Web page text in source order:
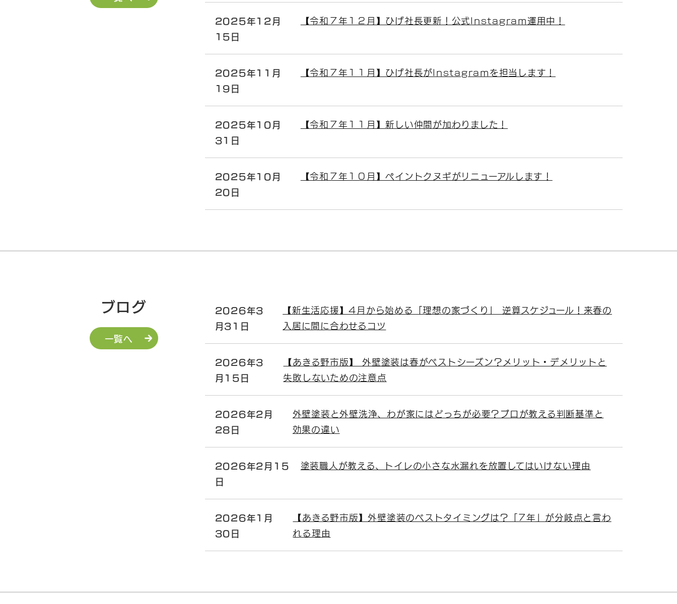
2025年12月
15日
【令和７年１２月】ひげ社長更新！公式Instagram運用中！
2025年11月
19日
【令和７年１１月】ひげ社長がInstagramを担当します！
2025年10月
31日
【令和７年１１月】新しい仲間が加わりました！
2025年10月
20日
【令和７年１０月】ペイントクヌギがリニューアルします！
ブログ
一覧へ
2026年3
月31日
【新生活応援】4月から始める「理想の家づくり」 逆算スケジュール！来春の
入居に間に合わせるコツ
2026年3
月15日
【あきる野市版】 外壁塗装は春がベストシーズン？メリット・デメリットと
失敗しないための注意点
2026年2月
28日
外壁塗装と外壁洗浄、わが家にはどっちが必要？プロが教える判断基準と
効果の違い
2026年2月15
日
塗装職人が教える、トイレの小さな水漏れを放置してはいけない理由
2026年1月
30日
【あきる野市版】外壁塗装のベストタイミングは？「7年」が分岐点と言わ
れる理由